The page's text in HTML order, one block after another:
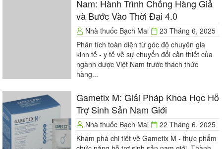
Nam: Hành Trình Chống Hàng Giả
và Bước Vào Thời Đại 4.0
Nhà thuốc Bạch Mai
23 Tháng 6, 2025
Phân tích toàn diện từ góc độ chuyên gia
kinh tế - y tế về sự chuyển đổi cần thiết của
ngành dược Việt Nam trước thách thức
hàng...
Gametix M: Giải Pháp Khoa Học Hỗ
Trợ Sinh Sản Nam Giới
Nhà thuốc Bạch Mai
22 Tháng 6, 2025
Khám phá chi tiết về Gametix M - thực phẩm